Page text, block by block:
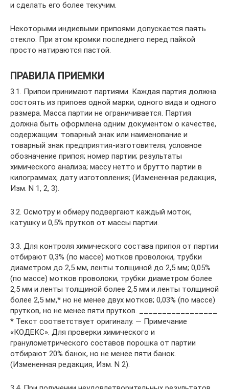
и сделать его более текучим.
Некоторыми индиевыми припоями допускается паять
стекло. При этом кромки последнего перед пайкой
просто натираются пастой.
ПРАВИЛА ПРИЕМКИ
3.1. Припои принимают партиями. Каждая партия должна
состоять из припоев одной марки, одного вида и одного
размера. Масса партии не ограничивается. Партия
должна быть оформлена одним документом о качестве,
содержащим: товарный знак или наименование и
товарный знак предприятия-изготовителя; условное
обозначение припоя; номер партии; результаты
химического анализа; массу нетто и брутто партии в
килограммах; дату изготовления; (Измененная редакция,
Изм. N 1, 2, 3).
3.2. Осмотру и обмеру подвергают каждый моток,
катушку и 0,5% прутков от массы партии.
3.3. Для контроля химического состава припоя от партии
отбирают 0,3% (по массе) мотков проволоки, трубки
диаметром до 2,5 мм, ленты толщиной до 2,5 мм; 0,05%
(по массе) мотков проволоки, трубки диаметром более
2,5 мм и ленты толщиной более 2,5 мм и ленты толщиной
более 2,5 мм,* но не менее двух мотков; 0,03% (по массе)
прутков, но не менее пяти прутков. _________________
* Текст соответствует оригиналу. — Примечание
«КОДЕКС». Для проверки химического и
гранулометрического составов порошка от партии
отбирают 20% банок, но не менее пяти банок.
(Измененная редакция, Изм. N 2).